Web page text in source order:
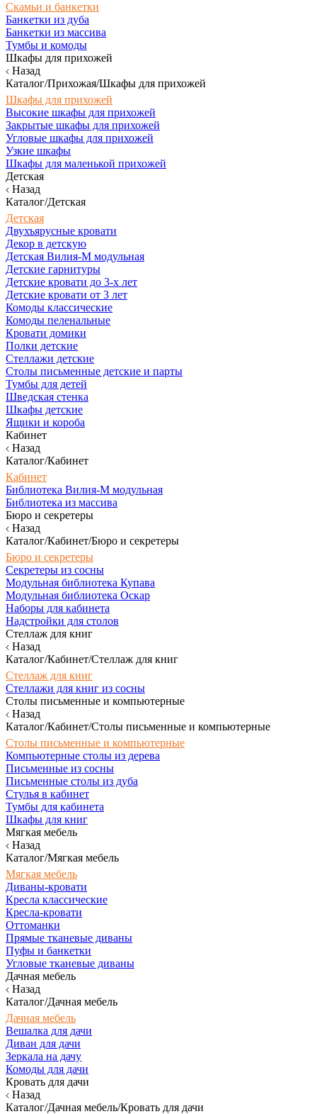
Скамьи и банкетки
Банкетки из дуба
Банкетки из массива
Тумбы и комоды
Шкафы для прихожей
Назад
Каталог/Прихожая/Шкафы для прихожей
Шкафы для прихожей
Высокие шкафы для прихожей
Закрытые шкафы для прихожей
Угловые шкафы для прихожей
Узкие шкафы
Шкафы для маленькой прихожей
Детская
Назад
Каталог/Детская
Детская
Двухъярусные кровати
Декор в детскую
Детская Вилия-М модульная
Детские гарнитуры
Детские кровати до 3-х лет
Детские кровати от 3 лет
Комоды классические
Комоды пеленальные
Кровати домики
Полки детские
Стеллажи детские
Столы письменные детские и парты
Тумбы для детей
Шведская стенка
Шкафы детские
Ящики и короба
Кабинет
Назад
Каталог/Кабинет
Кабинет
Библиотека Вилия-М модульная
Библиотека из массива
Бюро и секретеры
Назад
Каталог/Кабинет/Бюро и секретеры
Бюро и секретеры
Секретеры из сосны
Модульная библиотека Купава
Модульная библиотека Оскар
Наборы для кабинета
Надстройки для столов
Стеллаж для книг
Назад
Каталог/Кабинет/Стеллаж для книг
Стеллаж для книг
Стеллажи для книг из сосны
Столы письменные и компьютерные
Назад
Каталог/Кабинет/Столы письменные и компьютерные
Столы письменные и компьютерные
Компьютерные столы из дерева
Письменные из сосны
Письменные столы из дуба
Стулья в кабинет
Тумбы для кабинета
Шкафы для книг
Мягкая мебель
Назад
Каталог/Мягкая мебель
Мягкая мебель
Диваны-кровати
Кресла классические
Кресла-кровати
Оттоманки
Прямые тканевые диваны
Пуфы и банкетки
Угловые тканевые диваны
Дачная мебель
Назад
Каталог/Дачная мебель
Дачная мебель
Вешалка для дачи
Диван для дачи
Зеркала на дачу
Комоды для дачи
Кровать для дачи
Назад
Каталог/Дачная мебель/Кровать для дачи